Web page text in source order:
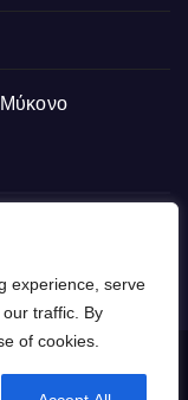
experience, serve
traffic. By
of cookies.
Μύκονο
του WordPress